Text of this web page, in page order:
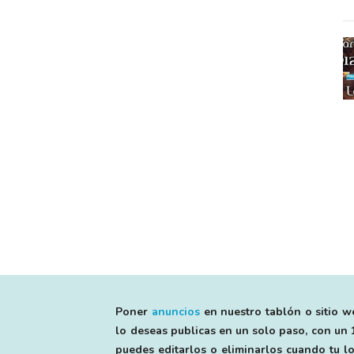
Poner anuncios en nuestro tablón o sitio
lo deseas publicas en un solo paso, con
puedes editarlos o eliminarlos cuando tu